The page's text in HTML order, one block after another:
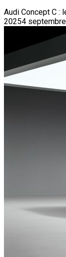
Audi Concept C :
20254